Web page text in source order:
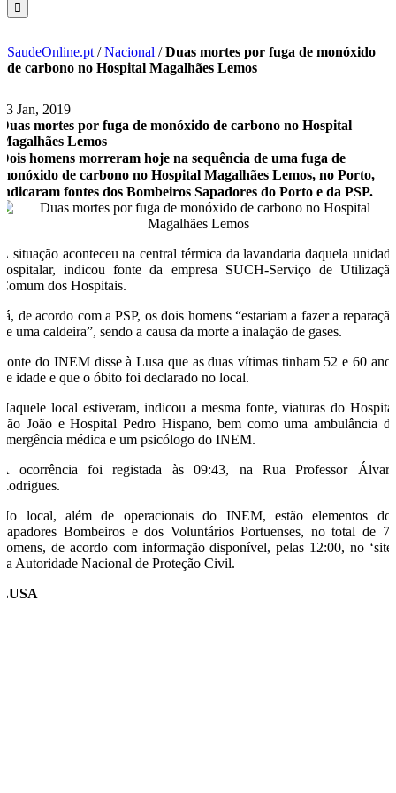
SaudeOnline.pt /Nacional /Duas mortes por fuga de monóxido
de carbono no Hospital Magalhães Lemos
23 Jan, 2019
Duas mortes por fuga de monóxido de carbono no Hospital
Magalhães Lemos
Dois homens morreram hoje na sequência de uma fuga de
monóxido de carbono no Hospital Magalhães Lemos, no Porto,
indicaram fontes dos Bombeiros Sapadores do Porto e da PSP.
A situação aconteceu na central térmica da lavandaria daquela unidade
hospitalar, indicou fonte da empresa SUCH-Serviço de Utilização
Comum dos Hospitais.
Já, de acordo com a PSP, os dois homens “estariam a fazer a reparação
de uma caldeira”, sendo a causa da morte a inalação de gases.
Fonte do INEM disse à Lusa que as duas vítimas tinham 52 e 60 anos
de idade e que o óbito foi declarado no local.
Naquele local estiveram, indicou a mesma fonte, viaturas do Hospital
São João e Hospital Pedro Hispano, bem como uma ambulância de
emergência médica e um psicólogo do INEM.
A ocorrência foi registada às 09:43, na Rua Professor Álvaro
Rodrigues.
No local, além de operacionais do INEM, estão elementos dos
Sapadores Bombeiros e dos Voluntários Portuenses, no total de 79
homens, de acordo com informação disponível, pelas 12:00, no ‘site’
da Autoridade Nacional de Proteção Civil.
LUSA